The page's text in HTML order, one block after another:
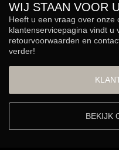
WIJ STAAN VOOR
Heeft u een vraag over onze
klantenservicepagina vindt u
retourvoorwaarden en
verder!
BEKIJK